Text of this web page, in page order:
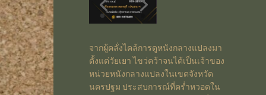
จากผู้คลั่งไคล้การดูหนังกลางแปลงมา
ตั้งแต่วัยเยา ไขว่คว้าจนได้เป็นเจ้าของ
หน่วยหนังกลางแปลงในเขตจังหวัด
นครปฐม ประสบการณ์ที่คร่ำหวอดใน